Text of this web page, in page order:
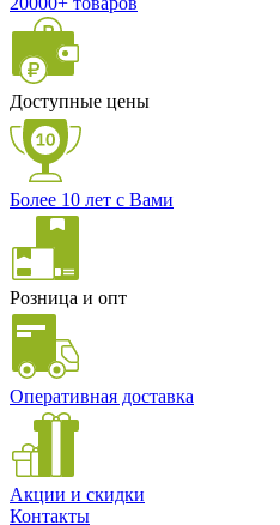
Доступные цены
Более 10 лет с Вами
Розница и опт
Оперативная доставка
Акции и скидки
Контакты